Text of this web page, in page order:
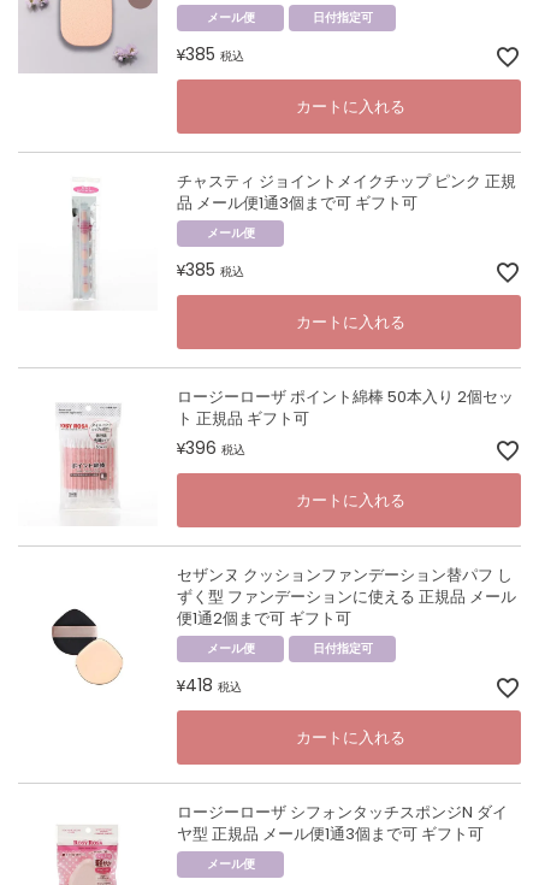
メール便 日付指定可
¥385 税込
カートに入れる
チャスティ ジョイントメイクチップ ピンク 正規
品 メール便1通3個まで可 ギフト可
メール便
¥385 税込
カートに入れる
ロージーローザ ポイント綿棒 50本入り 2個セッ
ト 正規品 ギフト可
¥396 税込
カートに入れる
セザンヌ クッションファンデーション替パフ し
ずく型 ファンデーションに使える 正規品 メール
便1通2個まで可 ギフト可
メール便 日付指定可
¥418 税込
カートに入れる
ロージーローザ シフォンタッチスポンジN ダイ
ヤ型 正規品 メール便1通3個まで可 ギフト可
メール便